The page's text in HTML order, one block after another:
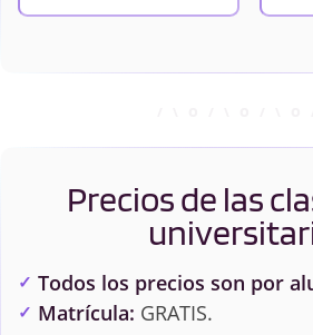
Precios de las
Todos los precios son por
Matrícula: GRATIS.